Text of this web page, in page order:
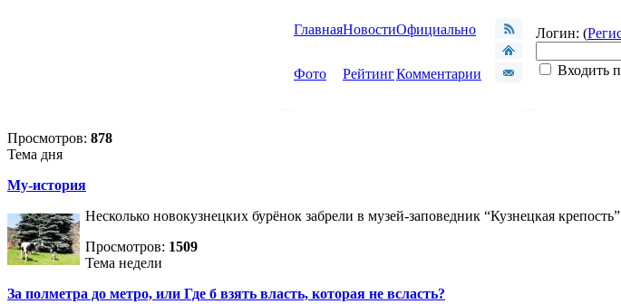
ГлавнаяНовостиОфициально
Фото РейтингКомментарии
Логин: (
Входить
Просмотров: 878
Тема дня
Му-история
Несколько новокузнецких бурёнок забрели в музей-заповедник “Кузнецкая
Просмотров: 1509
Тема недели
За полметра до метро, или Где б взять власть, которая не всласть?